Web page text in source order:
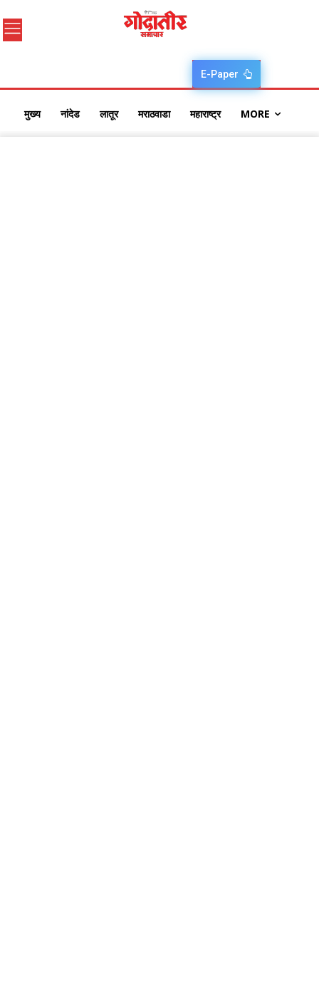
E-Paper
मुख्य नांदेड लातूर मराठवाडा महाराष्ट्र MORE